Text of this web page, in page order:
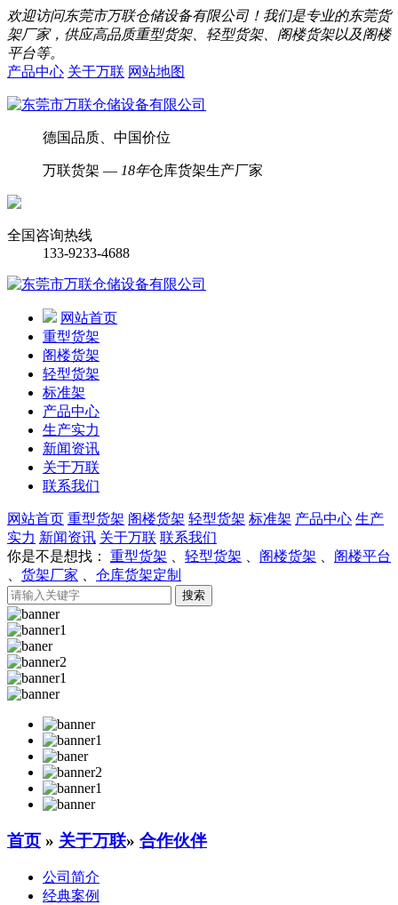
欢迎访问东莞市万联仓储设备有限公司！我们是专业的东莞货
架厂家，供应高品质重型货架、轻型货架、阁楼货架以及阁楼
平台等。
产品中心 关于万联 网站地图
德国品质、中国价位
万联货架 — 18年仓库货架生产厂家
全国咨询热线
133-9233-4688
网站首页
重型货架
阁楼货架
轻型货架
标准架
产品中心
生产实力
新闻资讯
关于万联
联系我们
网站首页 重型货架 阁楼货架 轻型货架 标准架 产品中心 生产
实力 新闻资讯 关于万联 联系我们
你是不是想找：
重型货架 轻型货架 阁楼货架
阁楼平台
货架厂家 仓库货架定制
首页 » 关于万联» 合作伙伴
公司简介
经典案例